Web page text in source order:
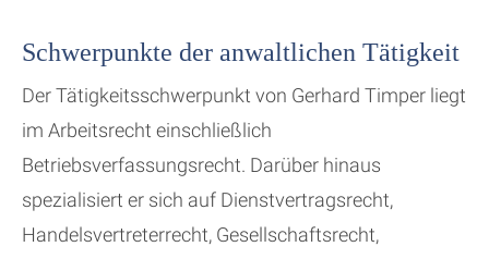
Schwerpunkte der anwaltlichen Tätigkeit
Der Tätigkeitsschwerpunkt von Gerhard Timper liegt
im Arbeitsrecht einschließlich
Betriebsverfassungsrecht. Darüber hinaus
spezialisiert er sich auf Dienstvertragsrecht,
Handelsvertreterrecht, Gesellschaftsrecht,